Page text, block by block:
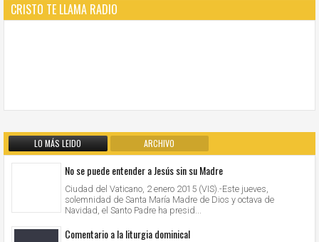
CRISTO TE LLAMA RADIO
LO MÁS LEIDO ARCHIVO
No se puede entender a Jesús sin su Madre
Ciudad del Vaticano, 2 enero 2015 (VIS).-Este jueves,
solemnidad de Santa María Madre de Dios y octava de
Navidad, el Santo Padre ha presid...
Comentario a la liturgia dominical